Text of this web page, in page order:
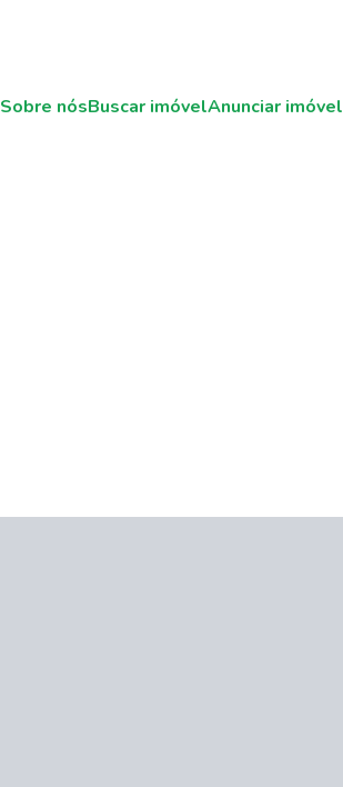
Sobre nósBuscar imóvelAnunciar imóvel